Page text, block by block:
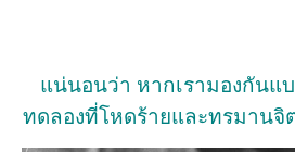
แน่นอนว่า หากเรามองกันแ
ทดลองที่โหดร้ายและทรมานจิ